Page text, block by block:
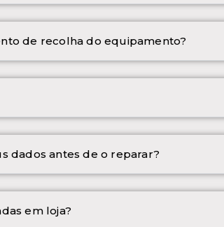
de recolha do equipamento?
dados antes de o reparar?
em loja?